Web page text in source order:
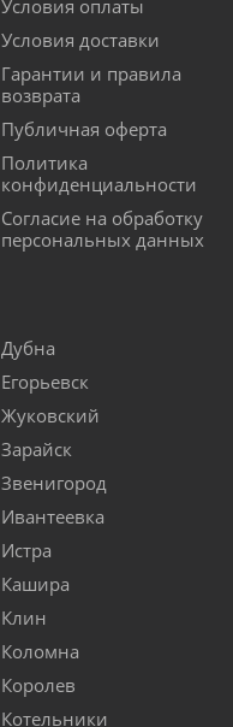
Условия оплаты
Условия доставки
Гарантии и правила
возврата
Публичная оферта
Политика
конфиденциальности
Согласие на обработку
персональных данных
Дубна
Егорьевск
Жуковский
Зарайск
Звенигород
Ивантеевка
Истра
Кашира
Клин
Коломна
Королев
Котельники